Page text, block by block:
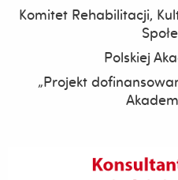
Komitet Rehabilitacji,
Polskiej
„Projekt